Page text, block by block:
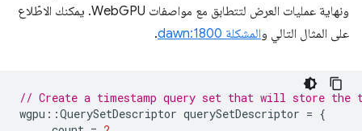
ونهاية عمليات العرض لتتطابق مع مواصفات WebGPU. يمكنك الاطّلاع
على المثال التالي والمشكلة dawn:1800 .
// Create a timestamp query set that will store the
wgpu ::QuerySetDescriptor querySetDescriptor = {